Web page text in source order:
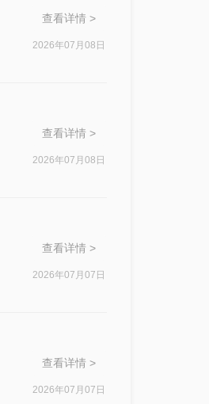
查看详情 >
2026年07月08日
查看详情 >
2026年07月08日
查看详情 >
2026年07月07日
查看详情 >
2026年07月07日